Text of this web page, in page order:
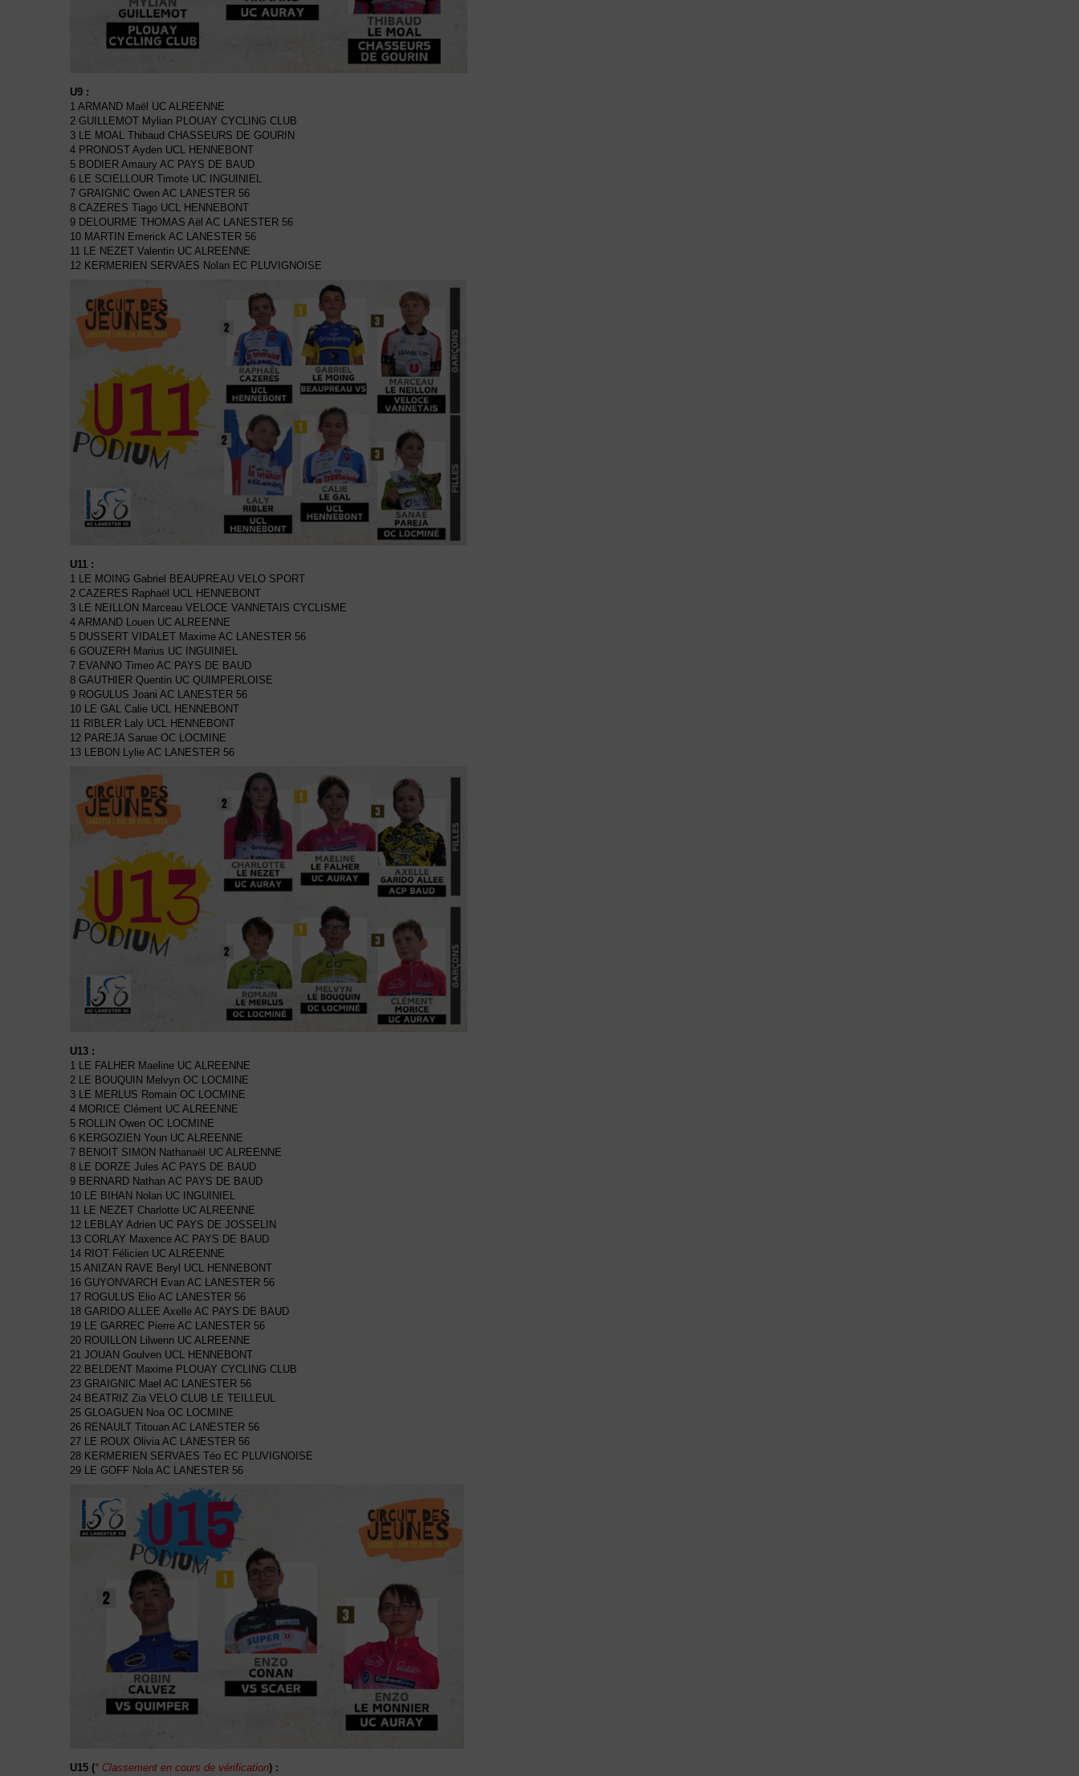
U9 :
1 ARMAND Maël UC ALREENNE
2 GUILLEMOT Mylian PLOUAY CYCLING CLUB
3 LE MOAL Thibaud CHASSEURS DE GOURIN
4 PRONOST Ayden UCL HENNEBONT
5 BODIER Amaury AC PAYS DE BAUD
6 LE SCIELLOUR Timote UC INGUINIEL
7 GRAIGNIC Owen AC LANESTER 56
8 CAZERES Tiago UCL HENNEBONT
9 DELOURME THOMAS Aël AC LANESTER 56
10 MARTIN Emerick AC LANESTER 56
11 LE NEZET Valentin UC ALREENNE
12 KERMERIEN SERVAES Nolan EC PLUVIGNOISE
U11 :
1 LE MOING Gabriel BEAUPREAU VELO SPORT
2 CAZERES Raphaël UCL HENNEBONT
3 LE NEILLON Marceau VELOCE VANNETAIS CYCLISME
4 ARMAND Louen UC ALREENNE
5 DUSSERT VIDALET Maxime AC LANESTER 56
6 GOUZERH Marius UC INGUINIEL
7 EVANNO Timeo AC PAYS DE BAUD
8 GAUTHIER Quentin UC QUIMPERLOISE
9 ROGULUS Joani AC LANESTER 56
10 LE GAL Calie UCL HENNEBONT
11 RIBLER Laly UCL HENNEBONT
12 PAREJA Sanae OC LOCMINE
13 LEBON Lylie AC LANESTER 56
U13 :
1 LE FALHER Maeline UC ALREENNE
2 LE BOUQUIN Melvyn OC LOCMINE
3 LE MERLUS Romain OC LOCMINE
4 MORICE Clément UC ALREENNE
5 ROLLIN Owen OC LOCMINE
6 KERGOZIEN Youn UC ALREENNE
7 BENOIT SIMON Nathanaël UC ALREENNE
8 LE DORZE Jules AC PAYS DE BAUD
9 BERNARD Nathan AC PAYS DE BAUD
10 LE BIHAN Nolan UC INGUINIEL
11 LE NEZET Charlotte UC ALREENNE
12 LEBLAY Adrien UC PAYS DE JOSSELIN
13 CORLAY Maxence AC PAYS DE BAUD
14 RIOT Félicien UC ALREENNE
15 ANIZAN RAVE Beryl UCL HENNEBONT
16 GUYONVARCH Evan AC LANESTER 56
17 ROGULUS Elio AC LANESTER 56
18 GARIDO ALLEE Axelle AC PAYS DE BAUD
19 LE GARREC Pierre AC LANESTER 56
20 ROUILLON Lilwenn UC ALREENNE
21 JOUAN Goulven UCL HENNEBONT
22 BELDENT Maxime PLOUAY CYCLING CLUB
23 GRAIGNIC Mael AC LANESTER 56
24 BEATRIZ Zia VELO CLUB LE TEILLEUL
25 GLOAGUEN Noa OC LOCMINE
26 RENAULT Titouan AC LANESTER 56
27 LE ROUX Olivia AC LANESTER 56
28 KERMERIEN SERVAES Téo EC PLUVIGNOISE
29 LE GOFF Nola AC LANESTER 56
U15 (* Classement en cours de vérification) :